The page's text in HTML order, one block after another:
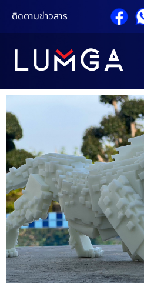
ติดตามข่าวสาร